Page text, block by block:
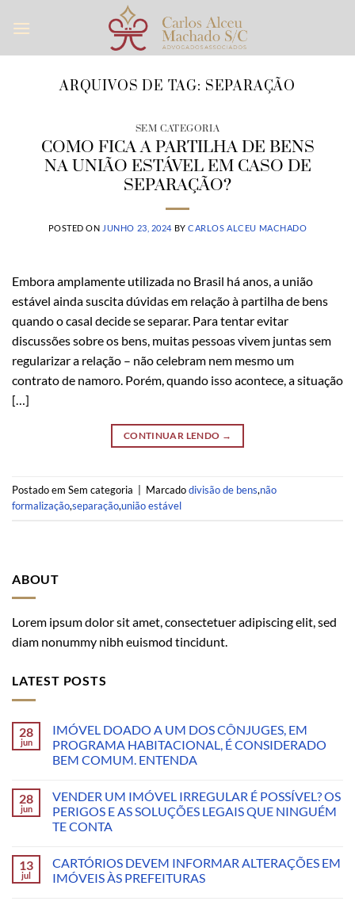
ARQUIVOS DE TAG: SEPARAÇÃO
SEM CATEGORIA
COMO FICA A PARTILHA DE BENS
NA UNIÃO ESTÁVEL EM CASO DE
SEPARAÇÃO?
POSTED ON JUNHO 23, 2024 BYCARLOS ALCEU MACHADO
Embora amplamente utilizada no Brasil há anos, a união
estável ainda suscita dúvidas em relação à partilha de bens
quando o casal decide se separar. Para tentar evitar
discussões sobre os bens, muitas pessoas vivem juntas sem
regularizar a relação – não celebram nem mesmo um
contrato de namoro. Porém, quando isso acontece, a situação
[…]
CONTINUAR LENDO →
Postado em Sem categoria Marcadodivisão de bens,não
formalização,separação,união estável
ABOUT
Lorem ipsum dolor sit amet, consectetuer adipiscing elit, sed
diam nonummy nibh euismod tincidunt.
LATEST POSTS
28
jun
IMÓVEL DOADO A UM DOS CÔNJUGES, EM
PROGRAMA HABITACIONAL, É CONSIDERADO
BEM COMUM. ENTENDA
28
jun
VENDER UM IMÓVEL IRREGULAR É POSSÍVEL? OS
PERIGOS E AS SOLUÇÕES LEGAIS QUE NINGUÉM
TE CONTA
13
jul
CARTÓRIOS DEVEM INFORMAR ALTERAÇÕES EM
IMÓVEIS ÀS PREFEITURAS